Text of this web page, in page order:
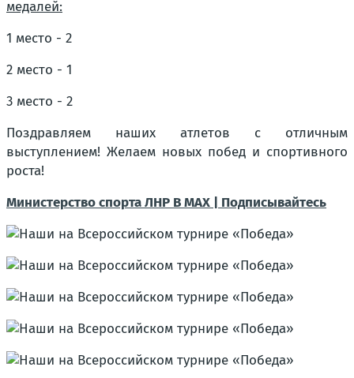
медалей:
1 место - 2
2 место - 1
3 место - 2
Поздравляем наших атлетов с отличным
выступлением! Желаем новых побед и спортивного
роста!
Министерство спорта ЛНР В МАХ | Подписывайтесь